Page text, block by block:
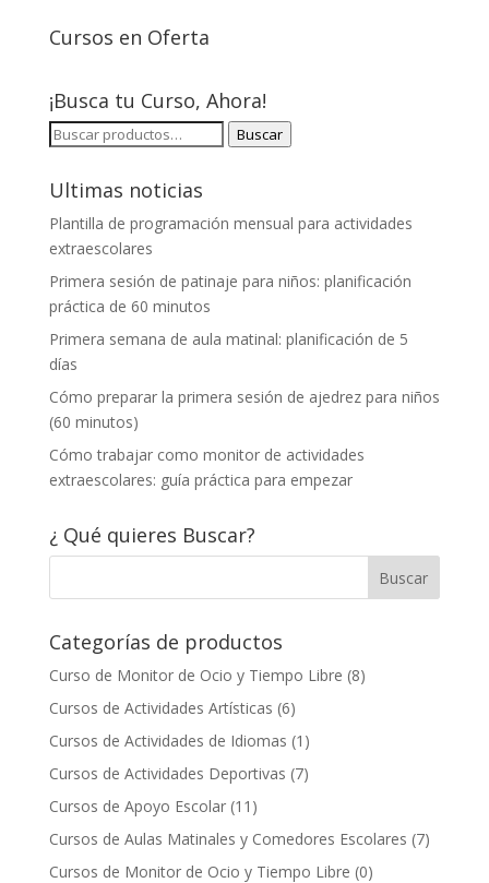
Cursos en Oferta
¡Busca tu Curso, Ahora!
BUSCAR
Buscar
Ultimas noticias
Plantilla de programación mensual para actividades
extraescolares
Primera sesión de patinaje para niños: planificación
práctica de 60 minutos
Primera semana de aula matinal: planificación de 5
días
Cómo preparar la primera sesión de ajedrez para niños
(60 minutos)
Cómo trabajar como monitor de actividades
extraescolares: guía práctica para empezar
¿ Qué quieres Buscar?
Categorías de productos
Curso de Monitor de Ocio y Tiempo Libre (8)
Cursos de Actividades Artísticas (6)
Cursos de Actividades de Idiomas (1)
Cursos de Actividades Deportivas (7)
Cursos de Apoyo Escolar (11)
Cursos de Aulas Matinales y Comedores Escolares (7)
Cursos de Monitor de Ocio y Tiempo Libre (0)